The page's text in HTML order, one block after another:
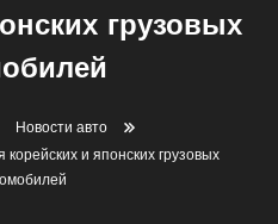
грузовых
Новости авто
и японских грузовых